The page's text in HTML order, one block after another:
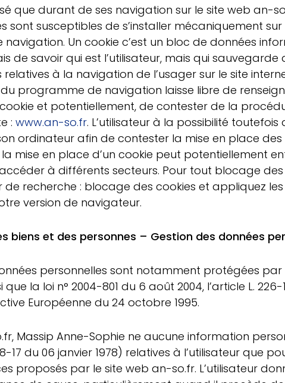
que durant de ses navigation sur le site web an-
sont susceptibles de s’installer mécaniquement
Un cookie c’est un bloc de données
de savoir qui est l’utilisateur, mais qui sauvegarde
à la navigation de l’usager sur le site
programme de navigation laisse libre de
et potentiellement, de contester de la
: www.an-so.fr. L’utilisateur à la possibilité toutefois
ordinateur afin de contester la mise en place des
mise en place d’un cookie peut potentiellement
à différents secteurs. Pour tout blocage
recherche : blocage des cookies et appliquez
version de navigateur.
biens et des personnes – Gestion des données
personnelles sont notamment protégées par
que la loi n° 2004-801 du 6 août 2004, l’article L.
Européenne du 24 octobre 1995.
Massip Anne-Sophie ne aucune information
17 du 06 janvier 1978) relatives à l’utilisateur que
proposés par le site web an-so.fr. L’utilisateur